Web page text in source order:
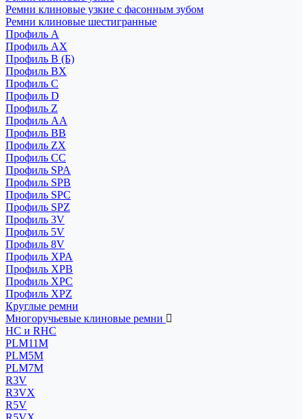
Ремни клиновые узкие с фасонным зубом
Ремни клиновые шестигранные
Профиль A
Профиль AX
Профиль B (Б)
Профиль BX
Профиль C
Профиль D
Профиль Z
Профиль АА
Профиль BB
Профиль ZX
Профиль CC
Профиль SPA
Профиль SPB
Профиль SPC
Профиль SPZ
Профиль 3V
Профиль 5V
Профиль 8V
Профиль XPA
Профиль XPB
Профиль XPC
Профиль XPZ
Круглые ремни
Многоручьевые клиновые ремни
HC и RHC
PLM11M
PLM5M
PLM7M
R3V
R3VX
R5V